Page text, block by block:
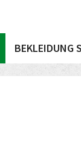
BEKLEIDUNG